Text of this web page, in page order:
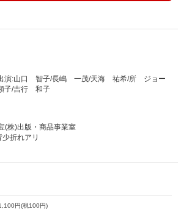
演:山口 智子/長嶋 一茂/天海 祐希/所 ジョー
子/吉行 和子
株)出版・商品事業室
折れアリ
円(税100円)